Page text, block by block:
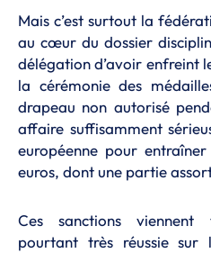
Mais c’est surtout la
au cœur du dossier
délégation d’avoir enfreint
la cérémonie des
drapeau non autorisé
affaire suffisamment
européenne pour
euros, dont une partie
Ces sanctions
pourtant très réussie